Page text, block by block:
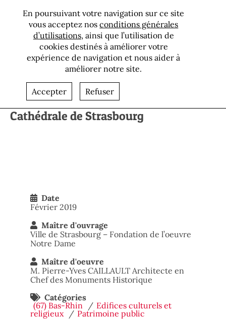
En poursuivant votre navigation sur ce site
vous acceptez nosconditions générales
d’utilisations, ainsi que l’utilisation de
cookies destinés à améliorer votre
expérience de navigation et nous aider à
améliorer notre site.
Accepter Refuser
Retour aux références
Cathédrale de Strasbourg
Date
Février 2019
Maître d'ouvrage
Ville de Strasbourg – Fondation de l’oeuvre
Notre Dame
Maître d'oeuvre
M. Pierre-Yves CAILLAULT Architecte en
Chef des Monuments Historique
Catégories
(67) Bas-Rhin
Edifices culturels et
religieux
Patrimoine public